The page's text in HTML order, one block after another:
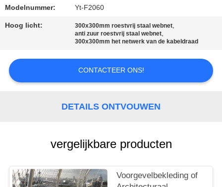
VERZOEK
OM EEN
SITEMAP
PRIVACYBELEID
Modelnummer: Yt-F2060
Hoog licht: 300x300mm roestvrij staal webnet,
anti zuur roestvrij staal webnet,
300x300mm het netwerk van de kabeldraad
CONTACTEER ONS!
DETAILS ONTVOUWEN
vergelijkbare producten
Voorgevelbekleding of